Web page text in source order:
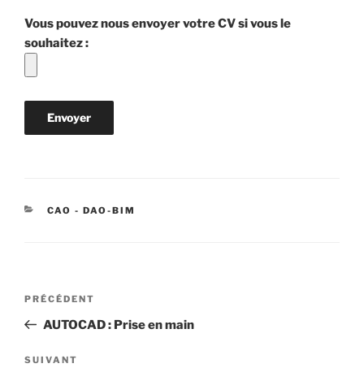
Vous pouvez nous envoyer votre CV si vous le
souhaitez :
CATÉGORIES
CAO - DAO-BIM
Navigation
l’article
Article
précédent
PRÉCÉDENT
AUTOCAD : Prise en main
Article
SUIVANT